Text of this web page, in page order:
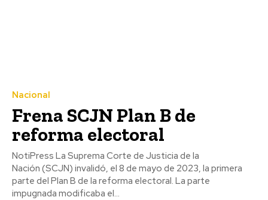
Nacional
Frena SCJN Plan B de
reforma electoral
NotiPress La Suprema Corte de Justicia de la
Nación (SCJN) invalidó, el 8 de mayo de 2023, la primera
parte del Plan B de la reforma electoral. La parte
impugnada modificaba el...